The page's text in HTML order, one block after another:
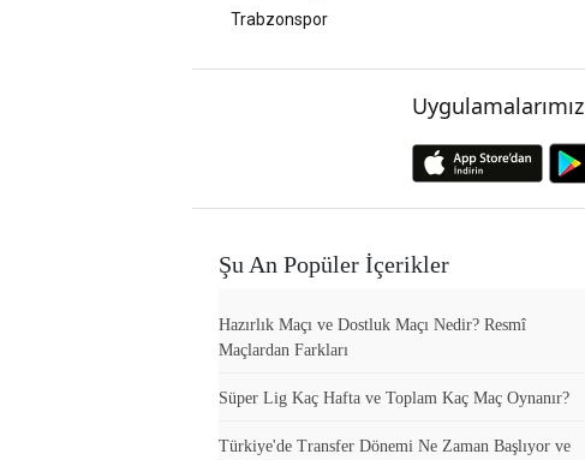
Trabzonspor
Uygulamalarımız
Şu An Popüler İçerikler
Hazırlık Maçı ve Dostluk Maçı Nedir? Resmî
Maçlardan Farkları
Süper Lig Kaç Hafta ve Toplam Kaç Maç Oynanır?
Türkiye'de Transfer Dönemi Ne Zaman Başlıyor ve